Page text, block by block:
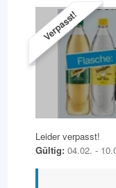
Verpasst!
Leider verpasst!
Gültig: 04.02. -